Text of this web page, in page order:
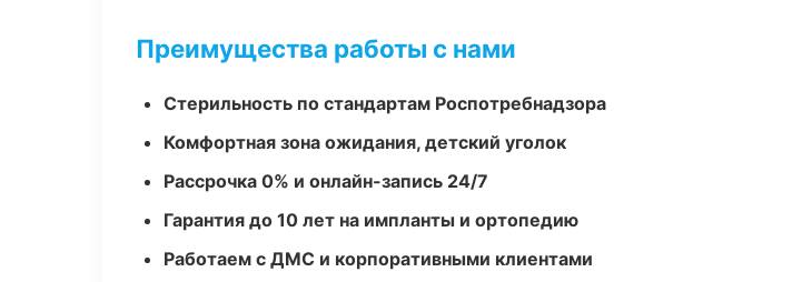
Преимущества работы с нами
Стерильность по стандартам Роспотребнадзора
Комфортная зона ожидания, детский уголок
Рассрочка 0% и онлайн-запись 24/7
Гарантия до 10 лет на импланты и ортопедию
Работаем с ДМС и корпоративными клиентами